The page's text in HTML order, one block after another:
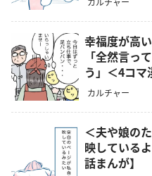
幸福度が高
「全然言っ
う」＜4コマ
カルチャー
＜夫や娘の
映している
話まんが】